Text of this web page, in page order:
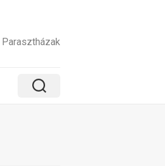
Parasztházak